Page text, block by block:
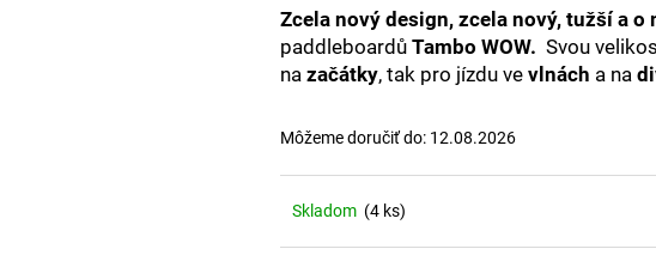
5
hviezdičiek.
Zcela nový design, zcela nový, tužší a
paddleboardů Tambo WOW. Svou
na začátky, tak pro jízdu ve vlnách a na
Môžeme doručiť do: 12.08.2026
Skladom (4 ks)